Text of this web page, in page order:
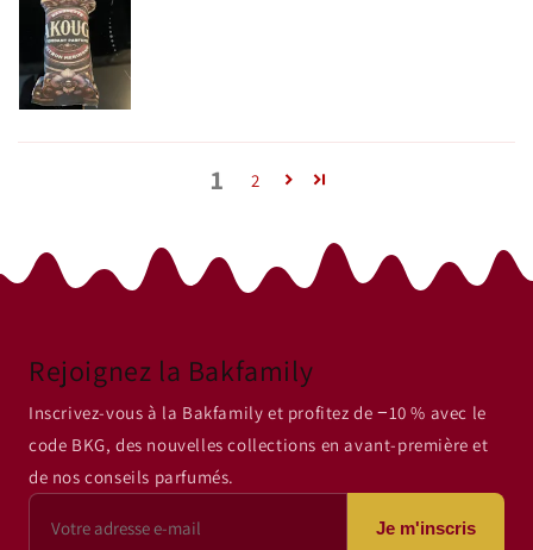
1 2
Rejoignez la Bakfamily
Inscrivez-vous à la Bakfamily et profitez de −10 % avec le
code BKG, des nouvelles collections en avant-première et
de nos conseils parfumés.
Je m'inscris